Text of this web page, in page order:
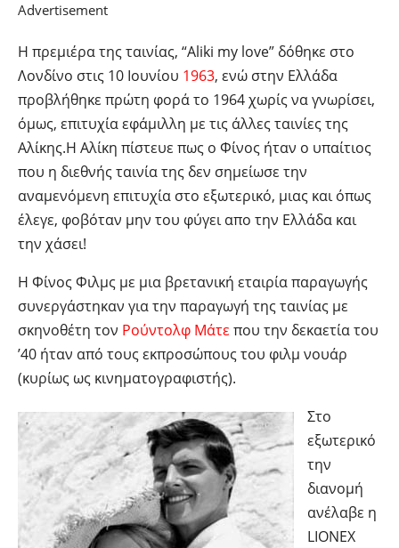
Advertisement
Η πρεμιέρα της ταινίας, “Aliki my love” δόθηκε στο
Λονδίνο στις 10 Ιουνίου 1963, ενώ στην Ελλάδα
προβλήθηκε πρώτη φορά το 1964 χωρίς να γνωρίσει,
όμως, επιτυχία εφάμιλλη με τις άλλες ταινίες της
Αλίκης.Η Αλίκη πίστευε πως ο Φίνος ήταν ο υπαίτιος
που η διεθνής ταινία της δεν σημείωσε την
αναμενόμενη επιτυχία στο εξωτερικό, μιας και όπως
έλεγε, φοβόταν μην του φύγει απο την Ελλάδα και
την χάσει!
Η Φίνος Φιλμς με μια βρετανική εταιρία παραγωγής
συνεργάστηκαν για την παραγωγή της ταινίας με
σκηνοθέτη τον Ρούντολφ Μάτε που την δεκαετία του
’40 ήταν από τους εκπροσώπους του φιλμ νουάρ
(κυρίως ως κινηματογραφιστής).
Στο
εξωτερικό
την
διανομή
ανέλαβε η
LIONEX